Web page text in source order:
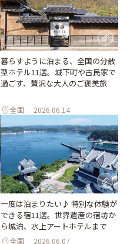
暮らすように泊まる、全国の分散
型ホテル11選。城下町や古民家で
過ごす、贅沢な大人のご褒美旅
全国 2026.06.14
一度は泊まりたい♪ 特別な体験が
できる宿11選。世界遺産の宿坊か
ら城泊、水上アートホテルまで
全国 2026.06.07